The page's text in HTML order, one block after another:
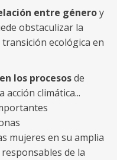
entre géneroy
obstaculizar la
transición ecológica en
los procesosde
acción climática...
mujeres en su amplia
de la